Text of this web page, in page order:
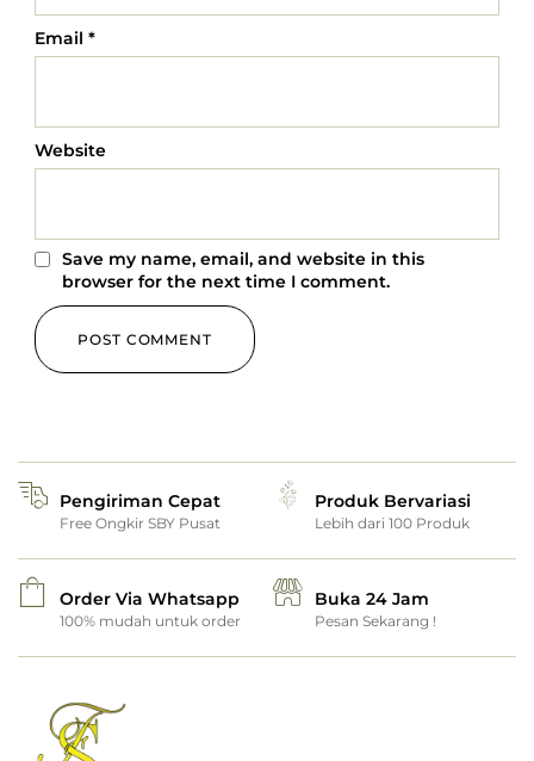
Email *
Website
Save my name, email, and website in this
browser for the next time I comment.
Pengiriman Cepat
Free Ongkir SBY Pusat
Produk Bervariasi
Lebih dari 100 Produk
Order Via Whatsapp
100% mudah untuk order
Buka 24 Jam
Pesan Sekarang !